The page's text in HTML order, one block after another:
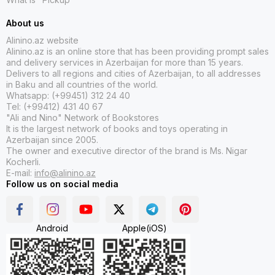
parlaq nümunədir. O, narkotik alverçilərinin izi ilə öz
qrupuyla birgə yer kürəsinin müxtəlif bölgələrinə səfərlər
eləyir və öz məqsədinə yaxınlaşdıqja o bir o qədər təhlükəli
olur. Onun ən əziz insanı, ən yaxın dostları həlak olur…
Çingiz Abdullayevin detektiv əsərləri, həyəcanlı və təsirli
hadisələri, canlı personajları və müxtəlif qatil və
cinayətkarların bəlalardan qaçmağa çalışmalarını əks etdirir.
Yazar, Azərbaycanın tarixi və mədəniyyəti ilə də əlaqədar bir
çox detektiv yazmışdır.
Çingiz Abdullayev, yaradıcılığı ilə bir sıra mükafatlar
qazanmış və Azərbaycan və dünya ədəbiyyatına çox böyük
bir töhfə vermişdir. Onun əsərləri ilə tanış olan oxucular
müddət çıxa bilmirlər.
Çingiz Abdullayev yeganə azərbaycanlı yazıçıdır ki, rus
dilində psixoloji və siyasi detektiv janrında əsərlər yazır.
About us
Alinino.az website
Alinino.az is an online store that has been providing prompt sales
and delivery services in Azerbaijan for more than 15 years.
Delivers to all regions and cities of Azerbaijan, to all addresses
in Baku and all countries of the world.
Whatsapp: (+99451) 312 24 40
Tel: (+99412) 431 40 67
"Ali and Nino" Network of Bookstores
It is the largest network of books and toys operating in
Azerbaijan since 2005.
The owner and executive director of the brand is Ms. Nigar
Kocherli.
E-mail: info@alinino.az
Follow us on social media
Android Apple(iOS)